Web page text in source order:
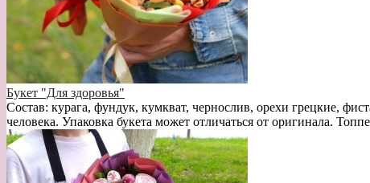
Букет "Для здоровья"
Состав: курага, фундук, кумкват, чернослив, орехи грецкие,
человека. Упаковка букета может отличаться от оригинала.